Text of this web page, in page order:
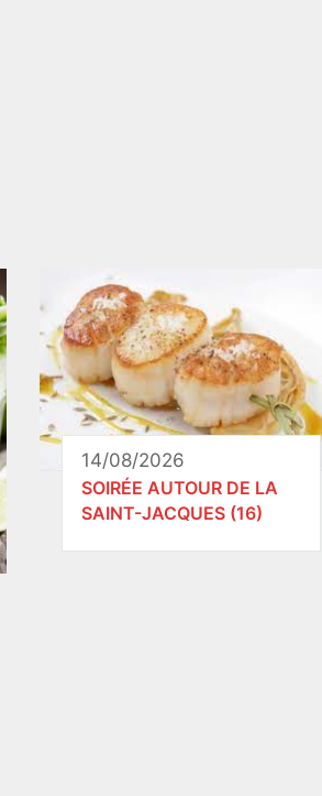
14/08/2026
SOIRÉE AUTOUR DE LA
SAINT-JACQUES (16)